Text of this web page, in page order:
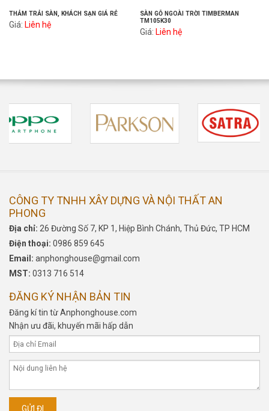
THẢM TRẢI SÀN, KHÁCH SẠN GIÁ RẺ
Giá: Liên hệ
SÀN GỖ NGOÀI TRỜI TIMBERMAN
TM105K30
Giá: Liên hệ
CÔNG TY TNHH XÂY DỰNG VÀ NỘI THẤT AN
PHONG
Địa chỉ: 26 Đường Số 7, KP 1, Hiệp Bình Chánh, Thủ Đức, TP HCM
Điện thoại: 0986 859 645
Email: anphonghouse@gmail.com
MST: 0313 716 514
ĐĂNG KÝ NHẬN BẢN TIN
Đăng kí tin từ Anphonghouse.com
Nhận ưu đãi, khuyến mãi hấp dẫn